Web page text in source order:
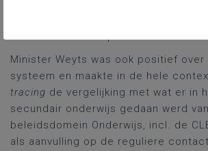
Minister Weyts was ook positief over
systeem en maakte in de hele
tracing de vergelijking met wat er in
secundair onderwijs gedaan werd
beleidsdomein Onderwijs, incl. de
als aanvulling op de reguliere